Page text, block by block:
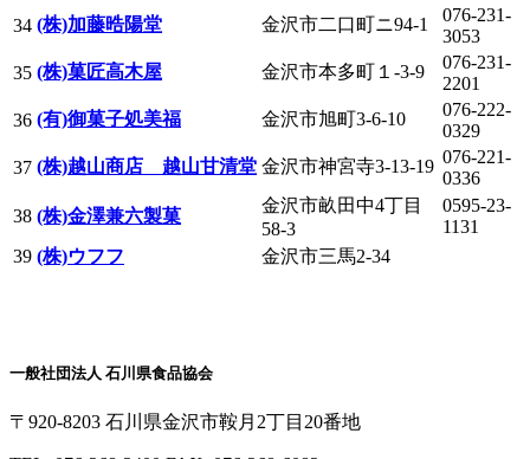
34 (株)加藤晧陽堂 金沢市二口町ニ94-1
076-231-
3053
35 (株)菓匠高木屋 金沢市本多町１-3-9
076-231-
2201
36 (有)御菓子処美福 金沢市旭町3-6-10
076-222-
0329
37 (株)越山商店 越山甘清堂 金沢市神宮寺3-13-19 076-221-
0336
38 (株)金澤兼六製菓
金沢市畝田中4丁目
58-3
0595-23-
1131
39 (株)ウフフ 金沢市三馬2-34
一般社団法人 石川県食品協会
〒920-8203 石川県金沢市鞍月2丁目20番地